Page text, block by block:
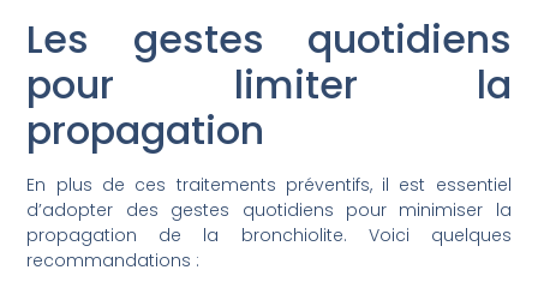
Les gestes quotidiens
pour limiter la
propagation
En plus de ces traitements préventifs, il est essentiel
d’adopter des gestes quotidiens pour minimiser la
propagation de la bronchiolite. Voici quelques
recommandations :